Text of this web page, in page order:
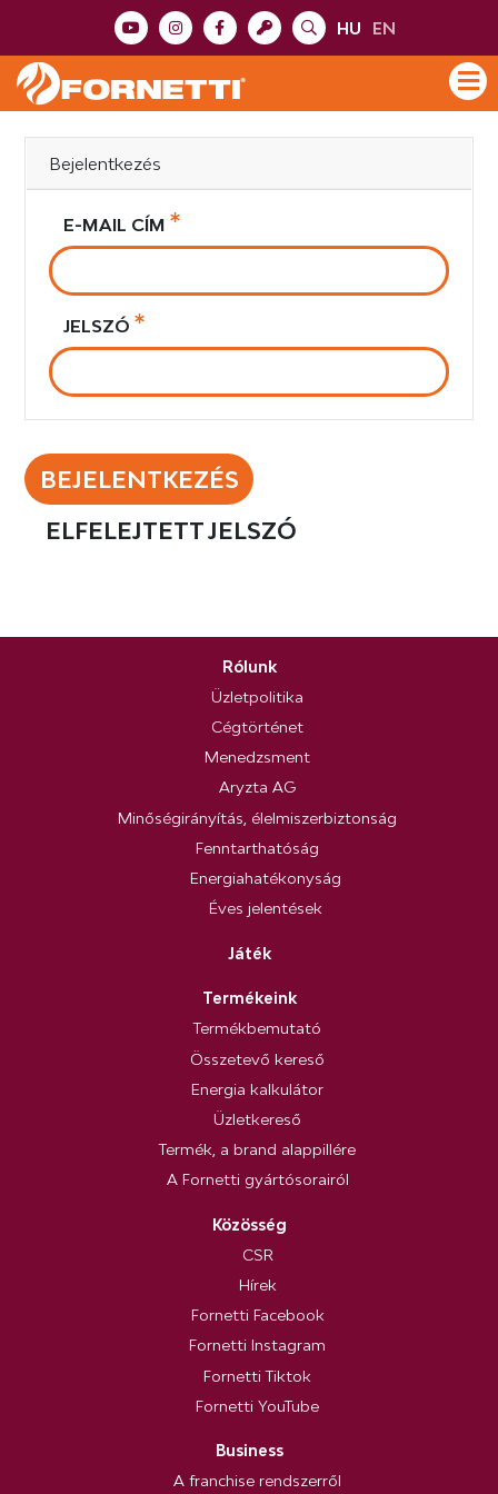
HU EN
Bejelentkezés
E-MAIL CÍM
JELSZÓ
BEJELENTKEZÉS
ELFELEJTETT JELSZÓ
Rólunk
Üzletpolitika
Cégtörténet
Menedzsment
Aryzta AG
Minőségirányítás, élelmiszerbiztonság
Fenntarthatóság
Energiahatékonyság
Éves jelentések
Játék
Termékeink
Termékbemutató
Összetevő kereső
Energia kalkulátor
Üzletkereső
Termék, a brand alappillére
A Fornetti gyártósorairól
Közösség
CSR
Hírek
Fornetti Facebook
Fornetti Instagram
Fornetti Tiktok
Fornetti YouTube
Business
A franchise rendszerről